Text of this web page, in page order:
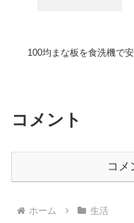
100均まな板を食洗機で
コメント
コメ
ホーム 生活